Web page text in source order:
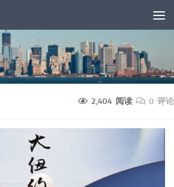
2,404 阅读 0 评论